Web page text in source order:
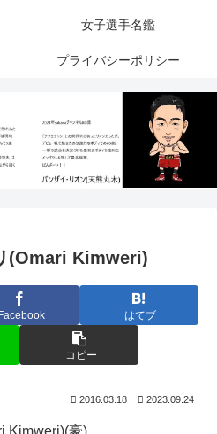
女子選手名鑑
プライバシーポリシー
(Omari Kimweri)
はてブ
コピー
2016.03.18 2023.09.24